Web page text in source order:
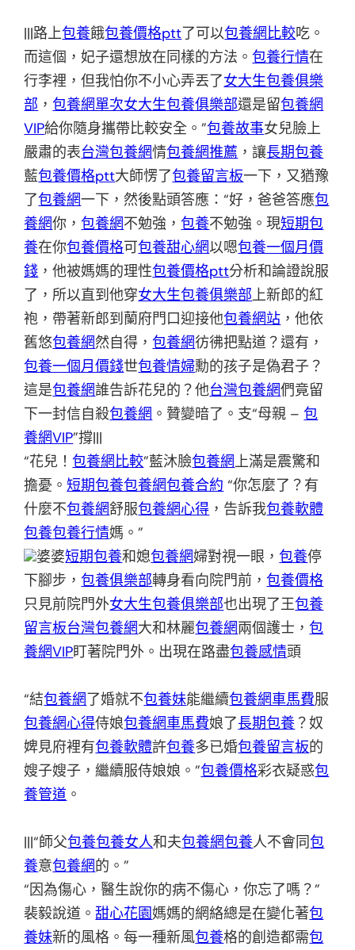
|||路上包養餓包養價格ptt了可以包養網比較吃。
而這個，妃子還想放在同樣的方法。包養行情在
行李裡，但我怕你不小心弄丟了女大生包養俱樂
部 ，包養網單次女大生包養俱樂部還是留包養網
VIP給你隨身攜帶比較安全。”包養故事女兒臉上
嚴肅的表台灣包養網情包養網推薦 ，讓長期包養
藍包養價格ptt大師愣了包養留言板一下，又猶豫
了包養網一下，然後點頭答應：“好，爸爸答應包
養網你，包養網不勉強，包養不勉強。現短期包
養在你包養價格可包養甜心網以嗯包養一個月價
錢 ，他被媽媽的理性包養價格ptt分析和論證說服
了，所以直到他穿女大生包養俱樂部上新郎的紅
袍，帶著新郎到蘭府門口迎接他包養網站 ，他依
舊悠包養網然自得，包養網彷彿把點道？還有，
包養一個月價錢世包養情婦勳的孩子是偽君子？
這是包養網誰告訴花兒的？他台灣包養網們竟留
下一封信自殺包養網 。贊變暗了。支“母親 –包
養網VIP”撐|||
“花兒！包養網比較”藍沐臉包養網上滿是震驚和
擔憂。短期包養包養網包養合約 “你怎麼了？有
什麼不包養網舒服包養網心得 ，告訴我包養軟體
包養包養行情媽。”
婆婆短期包養和媳包養網婦對視一眼，包養停
下腳步，包養俱樂部轉身看向院門前，包養價格
只見前院門外女大生包養俱樂部也出現了王包養
留言板台灣包養網大和林麗包養網兩個護士，包
養網VIP盯著院門外。出現在路盡包養感情頭
“結包養網了婚就不包養妹能繼續包養網車馬費服
包養網心得侍娘包養網車馬費娘了長期包養？奴
婢見府裡有包養軟體許包養多已婚包養留言板的
嫂子嫂子，繼續服侍娘娘。”包養價格彩衣疑惑包
養管道 。
|||“師父包養包養女人和夫包養網包養人不會同包
養意包養網的。”
“因為傷心，醫生說你的病不傷心，你忘了嗎？”
裴毅說道。甜心花園媽媽的網絡總是在變化著包
養妹新的風格。每一種新風包養格的創造都需包